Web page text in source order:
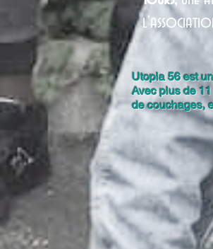
Utopia 56 est
Avec plus de
de couchages,